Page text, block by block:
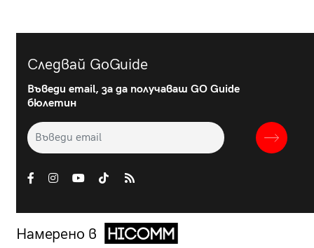
Следвай GoGuide
Въведи email, за да получаваш GO Guide
бюлетин
Намерено в